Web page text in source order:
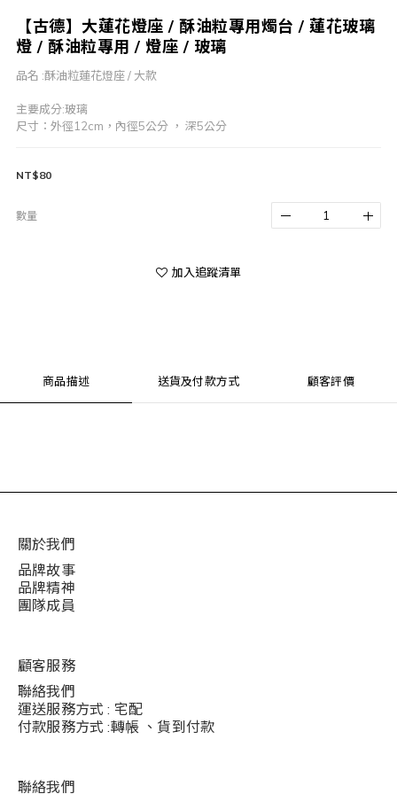
【古德】大蓮花燈座 / 酥油粒專用燭台 / 蓮花玻璃
燈 / 酥油粒專用 / 燈座 / 玻璃
品名 :酥油粒蓮花燈座 / 大款
主要成分:玻璃
尺寸：外徑12cm，內徑5公分 ， 深5公分
NT$80
數量
加入追蹤清單
商品描述 送貨及付款方式 顧客評價
關於我們
品牌故事
品牌精神
團隊成員
顧客服務
聯絡我們
運送服務方式 : 宅配
付款服務方式 :轉帳 、貨到付款
聯絡我們